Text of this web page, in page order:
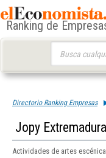
Ranking de
Directorio Ranking Empresas
Jopy
Actividades de artes